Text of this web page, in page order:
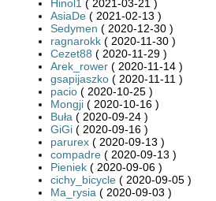
Hinol1 ( 2021-03-21 )
AsiaDe ( 2021-02-13 )
Sedymen ( 2020-12-30 )
ragnarokk ( 2020-11-30 )
Cezet88 ( 2020-11-29 )
Arek_rower ( 2020-11-14 )
gsapijaszko ( 2020-11-11 )
pacio ( 2020-10-25 )
Mongji ( 2020-10-16 )
Buła ( 2020-09-24 )
GiGi ( 2020-09-16 )
parurex ( 2020-09-13 )
compadre ( 2020-09-13 )
Pieniek ( 2020-09-06 )
cichy_bicycle ( 2020-09-05 )
Ma_rysia ( 2020-09-03 )